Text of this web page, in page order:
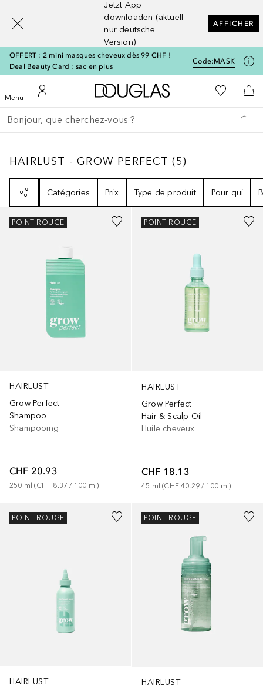
Jetzt App
downloaden (aktuell
nur deutsche
Version)
AFFICHER
OFFERT : 2 mini masques cheveux dès 99 CHF !
Deal Beauty Card : sac en plus
Code:MASK
MenuOuvrir le menuVers Mon Compte
Vers l'accueil Douglas
Vers Ma
Retourner
Exécuter la recherche
HAIRLUST - GROW PERFECT5
HAIRLUST - GROW PERFECT (5)
Catégories
Prix Type de produit Pour qui
HAIRLUST
Grow Perfect
Shampoo
Shampooing
CHF 20.93
250 ml (CHF 8.37 / 100 ml)
POINT ROUGE
HAIRLUST
Grow Perfect
Hair & Scalp Oil
Huile cheveux
CHF 18.13
45 ml (CHF 40.29 / 100 ml)
POINT ROUGE
HAIRLUST
POINT ROUGE
HAIRLUST
POINT ROUGE
[navigation.slideout.screenreader]